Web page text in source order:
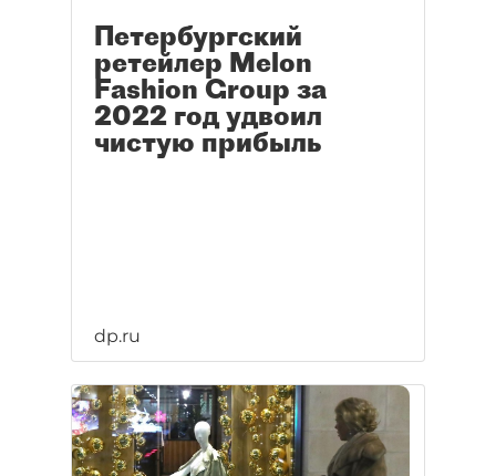
Петербургский
ретейлер Melon
Fashion Group за
2022 год удвоил
чистую прибыль
dp.ru